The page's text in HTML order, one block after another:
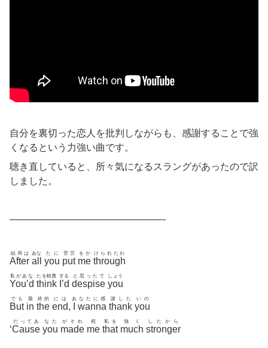
自分を裏切った恋人を批判しながらも、感謝することで強
くなるという力強い曲です。
聴き直していると、所々気になるスラングがあったので訳
しました。
————————————————-
After
結局は
all
あな
you
たに
put
苦労
me
をか
through
けられたわ
You’d
私があな
think
たを軽蔑
I’d
する
despise
と思ったで
you
しょう
But
でも
in
最
the
終的
end
には
,
あ
wanna
なたに感
thank
謝した
you
いの
‘Cause
だってあ
you
なた
made
がそれ
me
程
that
私を
much
強く
stronger
したから